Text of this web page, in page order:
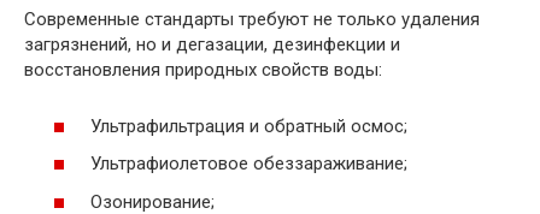
Современные стандарты требуют не только удаления
загрязнений, но и дегазации, дезинфекции и
восстановления природных свойств воды:
Ультрафильтрация и обратный осмос;
Ультрафиолетовое обеззараживание;
Озонирование;